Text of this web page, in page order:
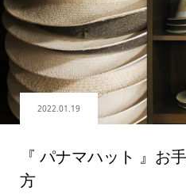
2022.01.19
『 パナマハット 』お
方